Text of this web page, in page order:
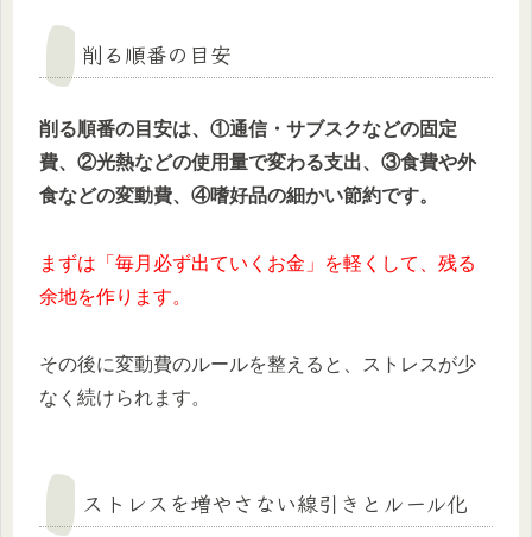
削る順番の目安
削る順番の目安は、①通信・サブスクなどの固定
費、②光熱などの使用量で変わる支出、③食費や外
食などの変動費、④嗜好品の細かい節約です。
まずは「毎月必ず出ていくお金」を軽くして、残る
余地を作ります。
その後に変動費のルールを整えると、ストレスが少
なく続けられます。
ストレスを増やさない線引きとルール化